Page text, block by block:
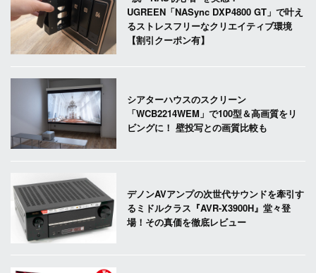
UGREEN「NASync DXP4800 GT」で叶え
るストレスフリーなクリエイティブ環境
【割引クーポン有】
シアターハウスのスクリーン
「WCB2214WEM」で100型＆高画質をリ
ビングに！ 壁投写との画質比較も
デノンAVアンプの次世代サウンドを牽引す
るミドルクラス『AVR-X3900H』堂々登
場！その真価を徹底レビュー